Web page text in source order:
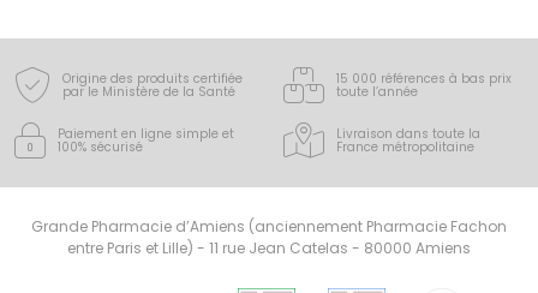
Origine des produits certifiée
par le Ministère de la Santé
15 000 références à bas prix
toute l’année
Paiement en ligne simple et
100% sécurisé
Livraison dans toute la
France métropolitaine
Grande Pharmacie d’Amiens (anciennement Pharmacie Fachon
entre Paris et Lille) - 11 rue Jean Catelas - 80000 Amiens